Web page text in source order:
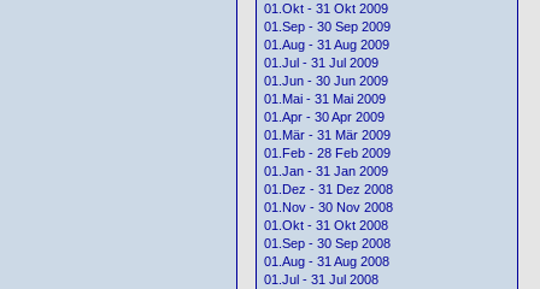
01.Okt - 31 Okt 2009
01.Sep - 30 Sep 2009
01.Aug - 31 Aug 2009
01.Jul - 31 Jul 2009
01.Jun - 30 Jun 2009
01.Mai - 31 Mai 2009
01.Apr - 30 Apr 2009
01.Mär - 31 Mär 2009
01.Feb - 28 Feb 2009
01.Jan - 31 Jan 2009
01.Dez - 31 Dez 2008
01.Nov - 30 Nov 2008
01.Okt - 31 Okt 2008
01.Sep - 30 Sep 2008
01.Aug - 31 Aug 2008
01.Jul - 31 Jul 2008